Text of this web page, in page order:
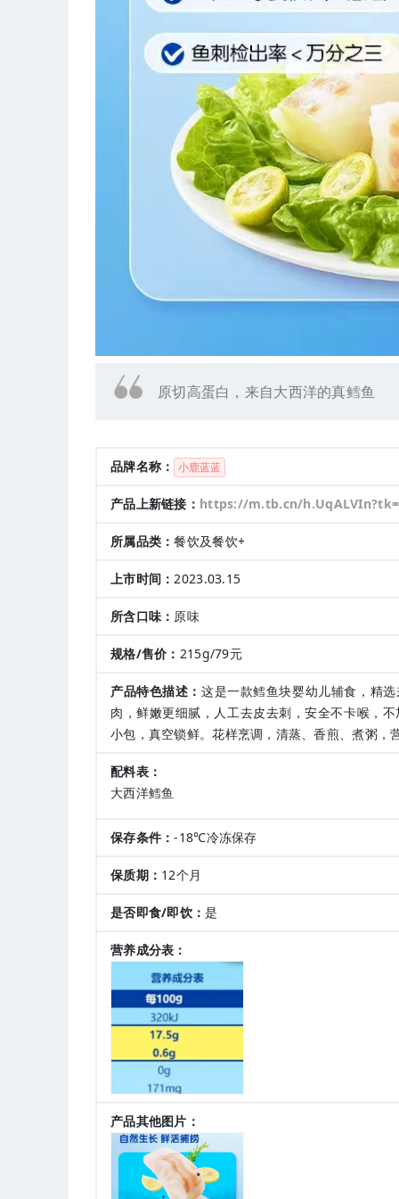
原切高蛋白，来自大西洋的真鳕鱼
品牌名称： 小鹿蓝蓝
产品上新链接： https://m.tb.cn/
所属品类：餐饮及餐饮+
上市时间： 2023.03.15
所含口味： 原味
规格/售价： 215g/79元
产品特色描述：这是一款鳕鱼块婴幼儿辅食，精
肉，鲜嫩更细腻，人工去皮去刺，安全不卡喉，
小包，真空锁鲜。花样烹调，清蒸、香煎、煮粥，
配料表：
大西洋鳕鱼
保存条件：-18℃冷冻保存
保质期： 12个月
是否即食/即饮：是
营养成分表：
产品其他图片：